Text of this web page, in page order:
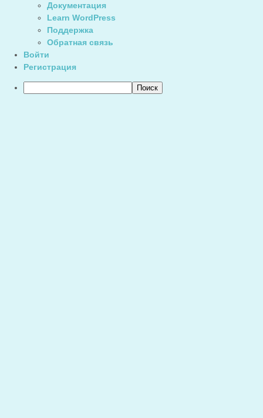
Документация
Learn WordPress
Поддержка
Обратная связь
Войти
Регистрация
Поиск